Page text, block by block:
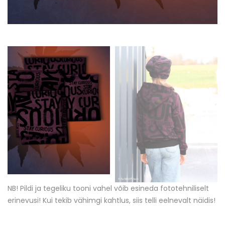
NB! Pildi ja tegeliku tooni vahel võib esineda fototehniliselt
erinevusi! Kui tekib vähimgi kahtlus, siis telli eelnevalt näidis!